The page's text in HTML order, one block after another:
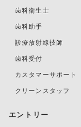
歯科衛生士
歯科助手
診療放射線技師
歯科受付
カスタマーサポート
クリーンスタッフ
エントリー